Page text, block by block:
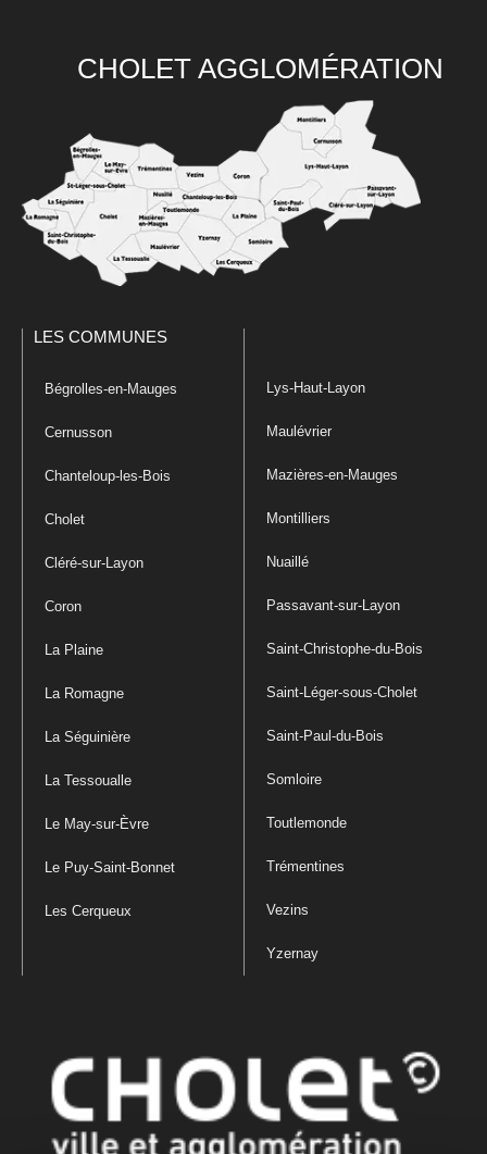
CHOLET AGGLOMÉRATION
LES COMMUNES
Bégrolles-en-Mauges
Cernusson
Chanteloup-les-Bois
Cholet
Cléré-sur-Layon
Coron
La Plaine
La Romagne
La Séguinière
La Tessoualle
Le May-sur-Èvre
Le Puy-Saint-Bonnet
Les Cerqueux
Lys-Haut-Layon
Maulévrier
Mazières-en-Mauges
Montilliers
Nuaillé
Passavant-sur-Layon
Saint-Christophe-du-Bois
Saint-Léger-sous-Cholet
Saint-Paul-du-Bois
Somloire
Toutlemonde
Trémentines
Vezins
Yzernay